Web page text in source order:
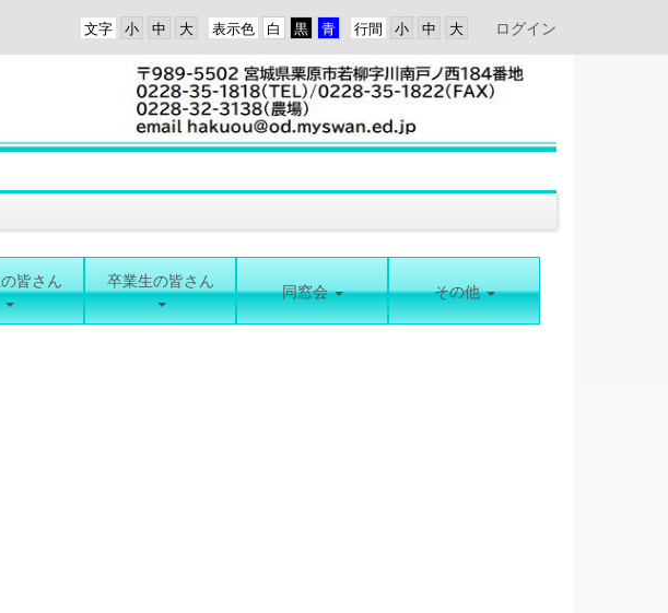
行間
表示色
文字 ログイン
皆さん 卒業生の皆さん 同窓会 その他